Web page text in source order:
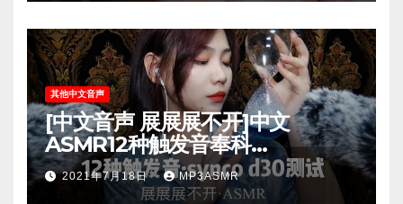
其他中文音声
[中文音声 展展展不开]中文
ASMR12种触发音奉科
SYNCO.d30小枪麦麦克风新麦测
试
2021年7月18日 MP3ASMR